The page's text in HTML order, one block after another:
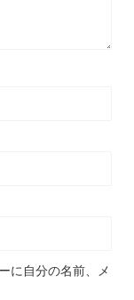
に自分の名前、メ